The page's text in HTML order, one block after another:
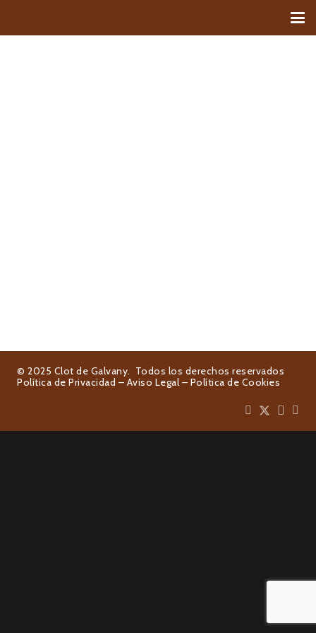
© 2025 Clot de Galvany. Todos los derechos reservados
Política de Privacidad – Aviso Legal – Política de Cookies